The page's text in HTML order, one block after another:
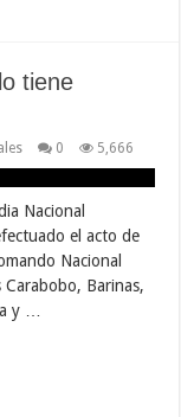
tiene
0 5,666
Nacional
el acto de
Nacional
Barinas,
y …